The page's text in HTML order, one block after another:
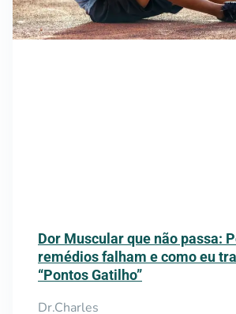
Dor Muscular que não passa:
remédios falham e como eu
“Pontos Gatilho”
Dr.Charles